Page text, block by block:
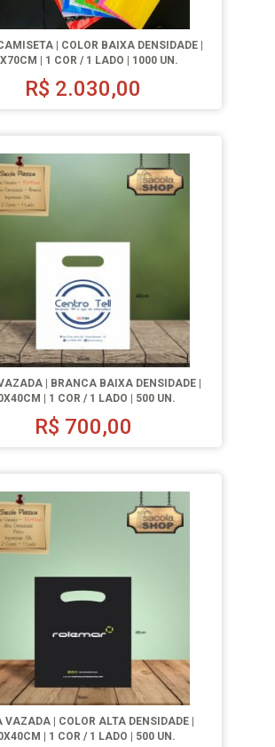
| COLOR BAIXA DENSIDADE |
| 1 COR / 1 LADO | 1000 UN.
R$ 2.030,00
| BRANCA BAIXA DENSIDADE |
| 1 COR / 1 LADO | 500 UN.
R$ 700,00
VAZADA | COLOR ALTA DENSIDADE |
| 1 COR / 1 LADO | 500 UN.